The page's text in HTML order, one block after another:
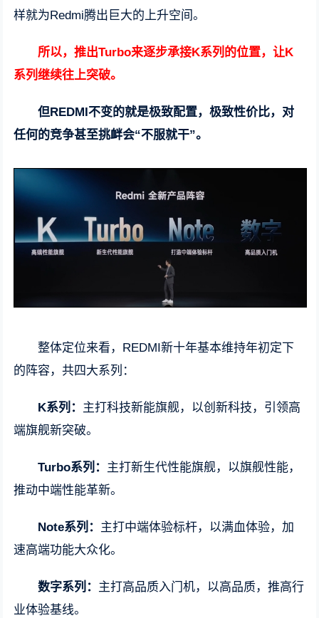
样就为Redmi腾出巨大的上升空间。
所以，推出Turbo来逐步承接K系列的位置，让K
系列继续往上突破。
但REDMI不变的就是极致配置，极致性价比，对
任何的竞争甚至挑衅会“不服就干”。
整体定位来看，REDMI新十年基本维持年初定下
的阵容，共四大系列：
K系列： 主打科技新能旗舰，以创新科技，引领高
端旗舰新突破。
Turbo系列： 主打新生代性能旗舰，以旗舰性能，
推动中端性能革新。
Note系列： 主打中端体验标杆，以满血体验，加
速高端功能大众化。
数字系列： 主打高品质入门机，以高品质，推高行
业体验基线。